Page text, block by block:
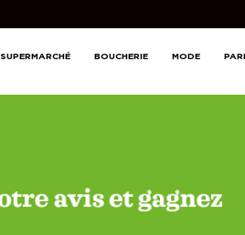
SUPERMARCHÉ BOUCHERIE MODE